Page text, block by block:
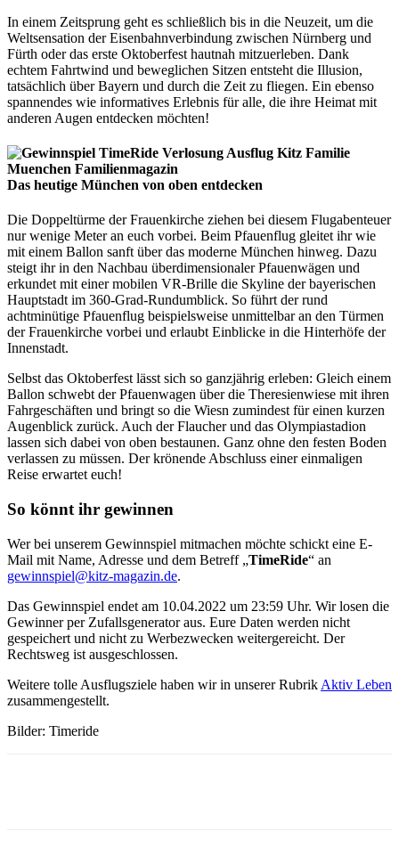
In einem Zeitsprung geht es schließlich bis in die Neuzeit, um die
Weltsensation der Eisenbahnverbindung zwischen Nürnberg und
Fürth oder das erste Oktoberfest hautnah mitzuerleben. Dank
echtem Fahrtwind und beweglichen Sitzen entsteht die Illusion,
tatsächlich über Bayern und durch die Zeit zu fliegen. Ein ebenso
spannendes wie informatives Erlebnis für alle, die ihre Heimat mit
anderen Augen entdecken möchten!
Das heutige München von oben entdecken
Die Doppeltürme der Frauenkirche ziehen bei diesem Flugabenteuer
nur wenige Meter an euch vorbei. Beim Pfauenflug gleitet ihr wie
mit einem Ballon sanft über das moderne München hinweg. Dazu
steigt ihr in den Nachbau überdimensionaler Pfauenwägen und
erkundet mit einer mobilen VR-Brille die Skyline der bayerischen
Hauptstadt im 360-Grad-Rundumblick. So führt der rund
achtminütige Pfauenflug beispielsweise unmittelbar an den Türmen
der Frauenkirche vorbei und erlaubt Einblicke in die Hinterhöfe der
Innenstadt.
Selbst das Oktoberfest lässt sich so ganzjährig erleben: Gleich einem
Ballon schwebt der Pfauenwagen über die Theresienwiese mit ihren
Fahrgeschäften und bringt so die Wiesn zumindest für einen kurzen
Augenblick zurück. Auch der Flaucher und das Olympiastadion
lassen sich dabei von oben bestaunen. Ganz ohne den festen Boden
verlassen zu müssen. Der krönende Abschluss einer einmaligen
Reise erwartet euch!
So könnt ihr gewinnen
Wer bei unserem Gewinnspiel mitmachen möchte schickt eine E-
Mail mit Name, Adresse und dem Betreff „TimeRide“ an
gewinnspiel@kitz-magazin.de.
Das Gewinnspiel endet am 10.04.2022 um 23:59 Uhr. Wir losen die
Gewinner per Zufallsgenerator aus. Eure Daten werden nicht
gespeichert und nicht zu Werbezwecken weitergereicht. Der
Rechtsweg ist ausgeschlossen.
Weitere tolle Ausflugsziele haben wir in unserer Rubrik Aktiv Leben
zusammengestellt.
Bilder: Timeride